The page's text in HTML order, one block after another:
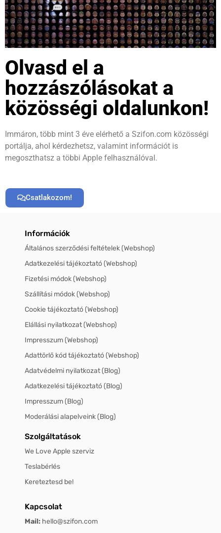
Olvasd el a
hozzászólásokat a
közösségi oldalunkon!
Immáron, több mint 3 éve elérhető a Szifon.com közösségi
portálja, ahol kérdezhetsz, valamint információt is
megoszthatsz a többi Apple felhasználóval.
Csatlakozom!
Információk
Általános szerződési feltételek (Webshop)
Adatkezelési tájékoztató (Webshop)
Fizetési módok (Webshop)
Szállítási módok (Webshop)
Cookie tájékoztató (Webshop)
Elállási nyilatkozat (Webshop)
Impresszum (Webshop)
Adattörlő kód tájékoztató (Webshop)
Adatvédelmi nyilatkozat (Blog)
Adatkezelési tájékoztató (Blog)
Impresszum (Blog)
Moderálási alapelveink (Blog)
Szolgáltatások
We Love Apple szerviz
Teslabérlés
Kereteztesd be!
Kapcsolat
Mail: hello@szifon.com